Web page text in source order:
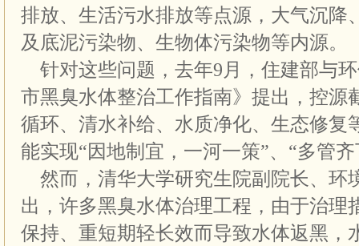
排放、生活污水排放等点源，大气沉降
及底泥污染物、生物体污染物等内源。
针对这些问题，去年9月，住建部与
市黑臭水体整治工作指南》提出，控源
循环、清水补给、水质净化、生态修复
能实现“因地制宜，一河一策”、“多管
然而，清华大学研究生院副院长、环
出，许多黑臭水体治理工程，由于治理
保持、重短期轻长效而导致水体返黑，